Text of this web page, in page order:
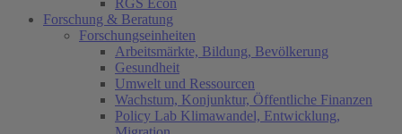
RGS Econ
Forschung & Beratung
Forschungseinheiten
Arbeitsmärkte, Bildung, Bevölkerung
Gesundheit
Umwelt und Ressourcen
Wachstum, Konjunktur, Öffentliche Finanzen
Policy Lab Klimawandel, Entwicklung,